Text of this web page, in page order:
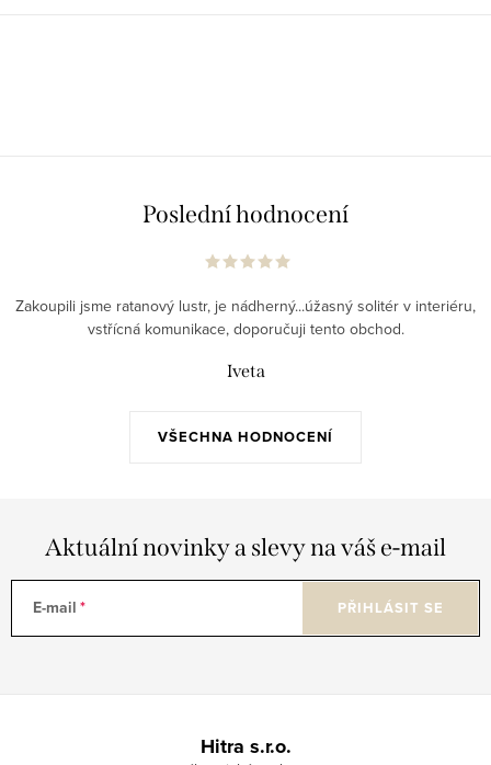
Poslední hodnocení
VŠECHNA HODNOCENÍ
Zakoupili jsme ratanový lustr, je nádherný...úžasný solitér v interiéru,
vstřícná komunikace, doporučuji tento obchod.
Iveta
Aktuální novinky a slevy na váš e-mail
E-mail PŘIHLÁSIT SE
Hitra s.r.o.